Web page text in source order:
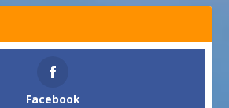
Facebook